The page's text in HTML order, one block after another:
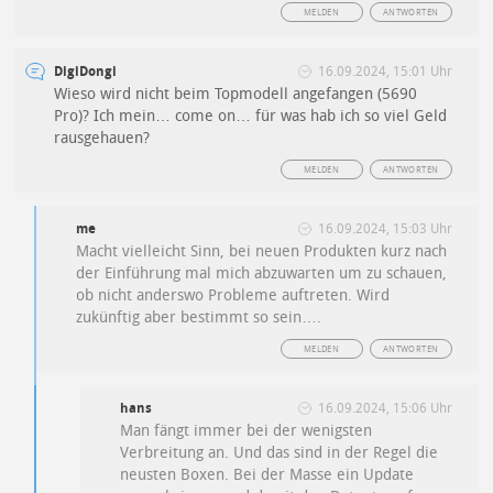
ANTWORTEN
MELDEN
DigiDongi 16.09.2024, 15:01 Uhr
Wieso wird nicht beim Topmodell angefangen (5690
Pro)? Ich mein… come on… für was hab ich so viel Geld
rausgehauen?
ANTWORTEN
MELDEN
me 16.09.2024, 15:03 Uhr
Macht vielleicht Sinn, bei neuen Produkten kurz nach
der Einführung mal mich abzuwarten um zu schauen,
ob nicht anderswo Probleme auftreten. Wird
zukünftig aber bestimmt so sein….
ANTWORTEN
MELDEN
hans 16.09.2024, 15:06 Uhr
Man fängt immer bei der wenigsten
Verbreitung an. Und das sind in der Regel die
neusten Boxen. Bei der Masse ein Update